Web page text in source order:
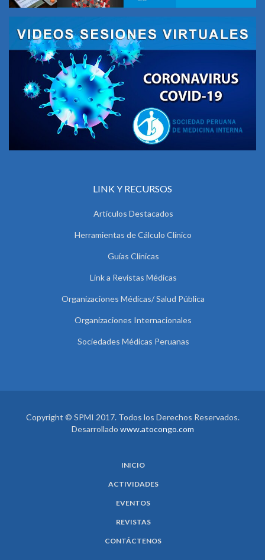
LINK Y RECURSOS
Artículos Destacados
Herramientas de Cálculo Clínico
Guías Clínicas
Link a Revistas Médicas
Organizaciones Médicas/ Salud Pública
Organizaciones Internacionales
Sociedades Médicas Peruanas
Copyright © SPMI 2017. Todos los Derechos Reservados.
Desarrollado www.atocongo.com
INICIO
ACTIVIDADES
EVENTOS
REVISTAS
CONTÁCTENOS